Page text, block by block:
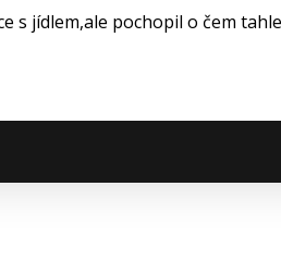
s jídlem,ale pochopil o čem